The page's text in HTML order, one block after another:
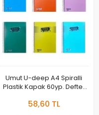
Umut U-deep A4 Spiralli
Plastik Kapak 60yp. Defter
58,60 TL